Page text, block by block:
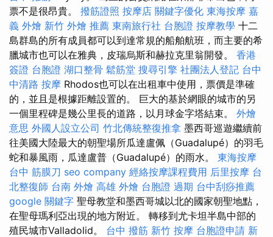
票不是很昂貴。 撥筋證照 按摩店 關鍵字優化 東海按摩 嘉
義 外燴 新竹 外燴 推薦 東南旅行社 台胞證 按摩教學 十二
島群島的所有成員都可以到達常規的船舶航班，而主要的希
臘城市也可以在雅典，皮瑞烏斯和赫拉克里翁開發。 香港
簽證 台胞證 湖口整骨 鬆筋堂 搜尋引擎 社團法人登記 台中
中清路 按摩 Rhodos也可以在出租車中使用，票價是準確
的，並且是根據距離設置的。 巨大的基於網眼的城市的另
一個里程碑是幾公里長的道路，以月球金字塔結束。 外燴
意思 外國人設立公司 竹北傳統整復推拿 墨西哥巡遊繼續前
往美國大陸最大的朝聖場所瓜達盧佩（Guadalupé）的羽毛
蛇和暴風雨，瓜達盧普（Guadalupé）的雨水。 東海按摩
台中 筋膜刀 seo company 經絡按摩課程費用 后里按摩 台
北整復師 台南 外燴 高雄 外燴 台胞證 過期 台中刮痧推薦
google 關鍵字 聖母教堂和墨西哥城以北的國家朝聖地點，
在聖母瑪利亞出現的地方附近。 轉移到尤卡坦半島中部的
殖民城市Valladolid。 台中 撥筋 新竹 按摩 台胞證申請 新